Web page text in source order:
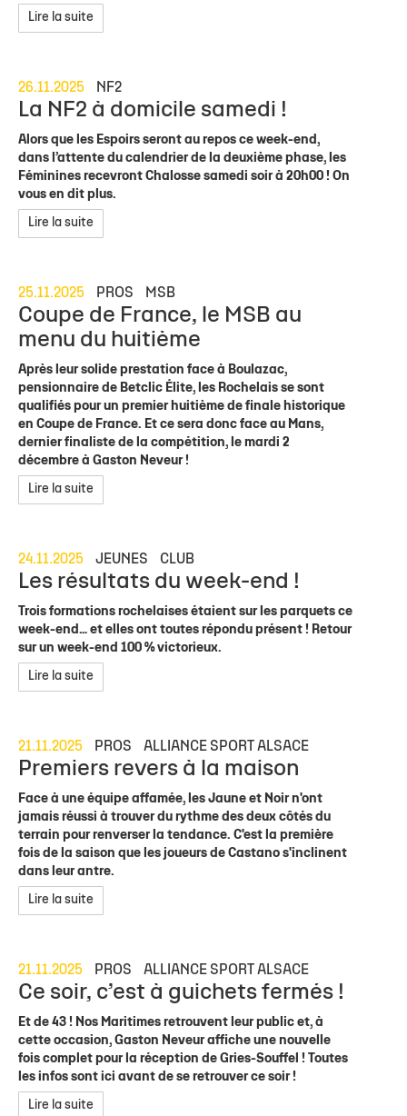
Lire la suite
26.11.2025 NF2
La NF2 à domicile samedi !
Alors que les Espoirs seront au repos ce week-end,
dans l’attente du calendrier de la deuxième phase, les
Féminines recevront Chalosse samedi soir à 20h00 ! On
vous en dit plus.
Lire la suite
25.11.2025 PROS MSB
Coupe de France, le MSB au
menu du huitième
Après leur solide prestation face à Boulazac,
pensionnaire de Betclic Élite, les Rochelais se sont
qualifiés pour un premier huitième de finale historique
en Coupe de France. Et ce sera donc face au Mans,
dernier finaliste de la compétition, le mardi 2
décembre à Gaston Neveur !
Lire la suite
24.11.2025 JEUNES CLUB
Les résultats du week-end !
Trois formations rochelaises étaient sur les parquets ce
week-end… et elles ont toutes répondu présent ! Retour
sur un week-end 100 % victorieux.
Lire la suite
21.11.2025 PROS ALLIANCE SPORT ALSACE
Premiers revers à la maison
Face à une équipe affamée, les Jaune et Noir n'ont
jamais réussi à trouver du rythme des deux côtés du
terrain pour renverser la tendance. C'est la première
fois de la saison que les joueurs de Castano s'inclinent
dans leur antre.
Lire la suite
21.11.2025 PROS ALLIANCE SPORT ALSACE
Ce soir, c’est à guichets fermés !
Et de 43 ! Nos Maritimes retrouvent leur public et, à
cette occasion, Gaston Neveur affiche une nouvelle
fois complet pour la réception de Gries-Souffel ! Toutes
les infos sont ici avant de se retrouver ce soir !
Lire la suite